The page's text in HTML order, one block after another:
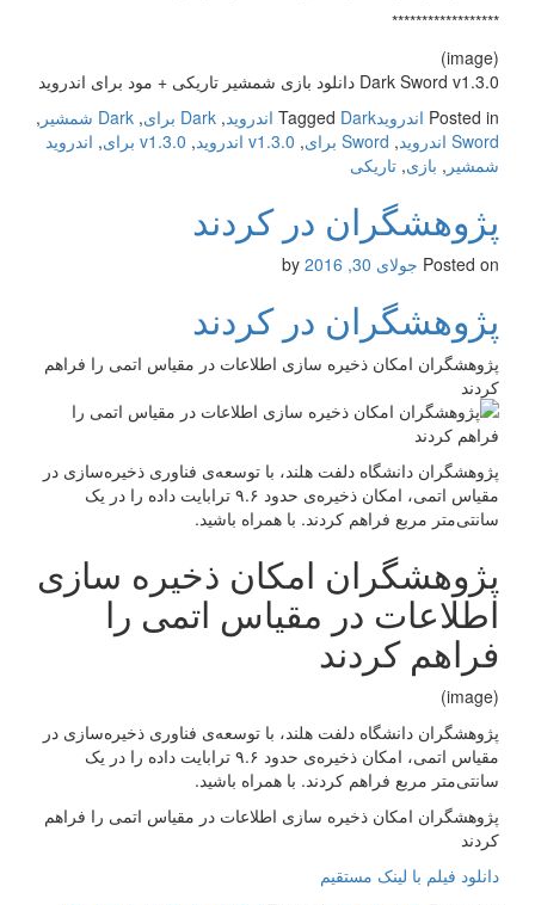
******************
(image)
Dark Sword v1.3.0 دانلود بازی شمشیر تاریکی + مود برای اندروید
Posted in اندروید Tagged Dark اندروید , Dark برای , Dark شمشیر
,
Sword اندروید
, Sword برای , v1.3.0 اندروید , v1.3.0 برای , اندروید
شمشیر , بازی, تاریکی
پژوهشگران در کردند
Posted on جولای 30, 2016
پژوهشگران در کردند
پژوهشگران امکان ذخیره‌ سازی اطلاعات در مقیاس اتمی را فراهم
کردند
پژوهشگران دانشگاه دلفت هلند، با توسعه‌ی فناوری ذخیره‌سازی در
مقیاس اتمی، امکان ذخیره‌ی حدود ۹.۶ ترابایت داده را در یک
سانتی‌متر مربع فراهم کردند. با همراه باشید.
پژوهشگران امکان ذخیره‌ سازی
اطلاعات در مقیاس اتمی را
فراهم کردند
(image)
پژوهشگران دانشگاه دلفت هلند، با توسعه‌ی فناوری ذخیره‌سازی در
مقیاس اتمی، امکان ذخیره‌ی حدود ۹.۶ ترابایت داده را در یک
سانتی‌متر مربع فراهم کردند. با همراه باشید.
پژوهشگران امکان ذخیره‌ سازی اطلاعات در مقیاس اتمی را فراهم
کردند
دانلود فیلم با لینک مستقیم